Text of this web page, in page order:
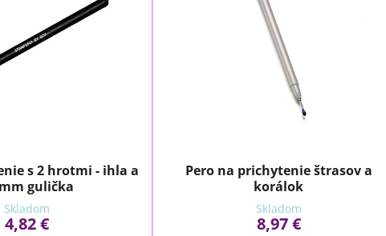
s 2 hrotmi - ihla a
gulička
Skladom
4,82 €
Pero na prichytenie štrasov a
korálok
Skladom
8,97 €